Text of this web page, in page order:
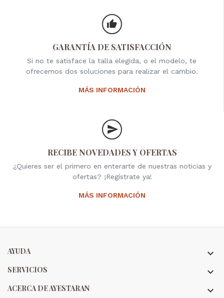
GARANTÍA DE SATISFACCIÓN
Si no te satisface la talla elegida, o el modelo, te
ofrecemos dos soluciones para realizar el cambio.
MÁS INFORMACIÓN
RECIBE NOVEDADES Y OFERTAS
¿Quieres ser el primero en enterarte de nuestras noticias y
ofertas? ¡Regístrate ya!
MÁS INFORMACIÓN
AYUDA 
SERVICIOS 
ACERCA DE AYESTARAN 